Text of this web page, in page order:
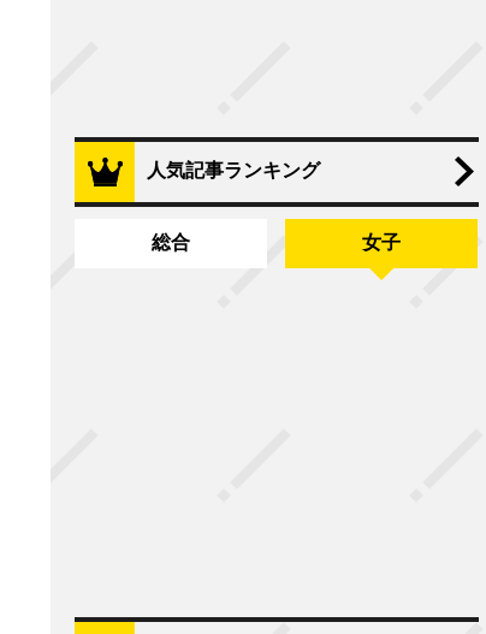
人気記事ランキング
総合 女子